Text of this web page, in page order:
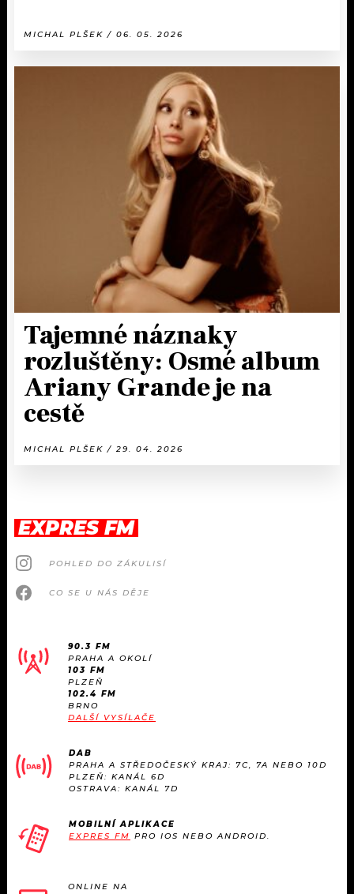
MICHAL PLŠEK / 06. 05. 2026
Tajemné náznaky
rozluštěny: Osmé album
Ariany Grande je na
cestě
MICHAL PLŠEK / 29. 04. 2026
EXPRES FM
POHLED DO ZÁKULISÍ
CO SE U NÁS DĚJE
90.3 FM
PRAHA A OKOLÍ
103 FM
PLZEŇ
102.4 FM
BRNO
DALŠÍ VYSÍLAČE
DAB
PRAHA A STŘEDOČESKÝ KRAJ: 7C, 7A NEBO 10D
PLZEŇ: KANÁL 6D
OSTRAVA: KANÁL 7D
MOBILNÍ APLIKACE
EXPRES FM PRO IOS NEBO ANDROID.
ONLINE NA